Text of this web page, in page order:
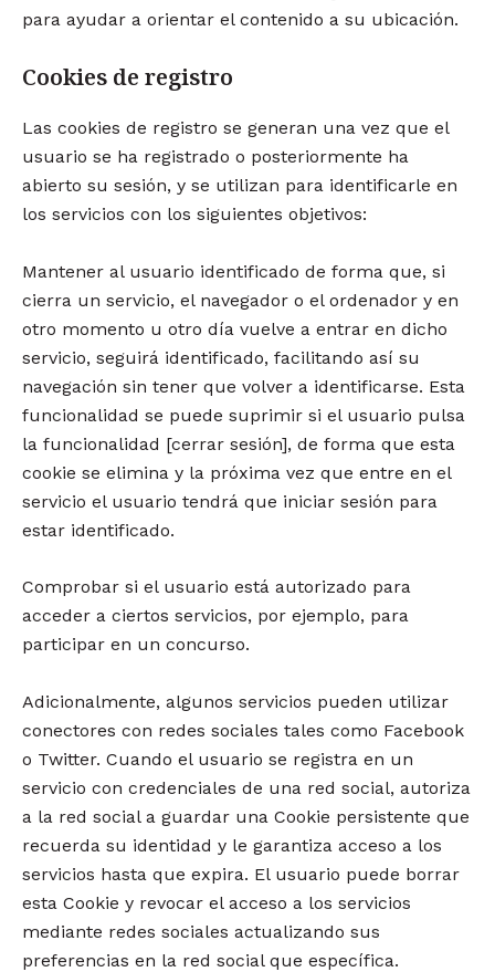
para ayudar a orientar el contenido a su ubicación.
Cookies de registro
Las cookies de registro se generan una vez que el
usuario se ha registrado o posteriormente ha
abierto su sesión, y se utilizan para identificarle en
los servicios con los siguientes objetivos:
Mantener al usuario identificado de forma que, si
cierra un servicio, el navegador o el ordenador y en
otro momento u otro día vuelve a entrar en dicho
servicio, seguirá identificado, facilitando así su
navegación sin tener que volver a identificarse. Esta
funcionalidad se puede suprimir si el usuario pulsa
la funcionalidad [cerrar sesión], de forma que esta
cookie se elimina y la próxima vez que entre en el
servicio el usuario tendrá que iniciar sesión para
estar identificado.
Comprobar si el usuario está autorizado para
acceder a ciertos servicios, por ejemplo, para
participar en un concurso.
Adicionalmente, algunos servicios pueden utilizar
conectores con redes sociales tales como Facebook
o Twitter. Cuando el usuario se registra en un
servicio con credenciales de una red social, autoriza
a la red social a guardar una Cookie persistente que
recuerda su identidad y le garantiza acceso a los
servicios hasta que expira. El usuario puede borrar
esta Cookie y revocar el acceso a los servicios
mediante redes sociales actualizando sus
preferencias en la red social que específica.